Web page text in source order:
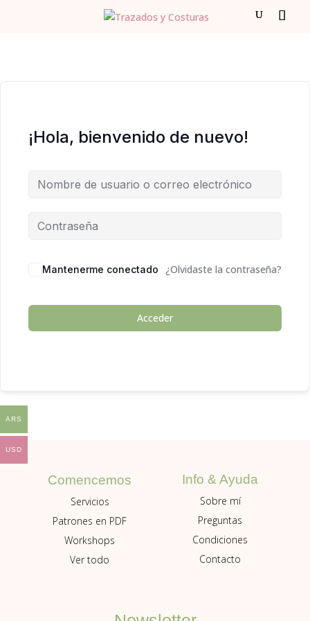
¡Hola, bienvenido de nuevo!
Mantenerme conectado ¿Olvidaste la contraseña?
Acceder
Comencemos
Servicios
Patrones en PDF
Workshops
Ver todo
Info & Ayuda
Sobre mí
Preguntas
Condiciones
Contacto
ARS
USD